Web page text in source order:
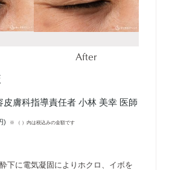
After
皮膚科指導責任者 小林 美幸 医師
) ※ （ ）内は税込みの金額です
下に電気凝固によりホクロ、イボを